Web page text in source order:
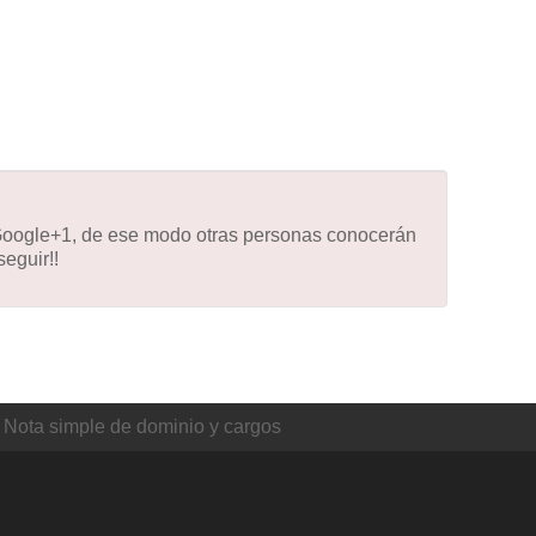
de ese modo otras personas conocerán
simple de dominio y cargos